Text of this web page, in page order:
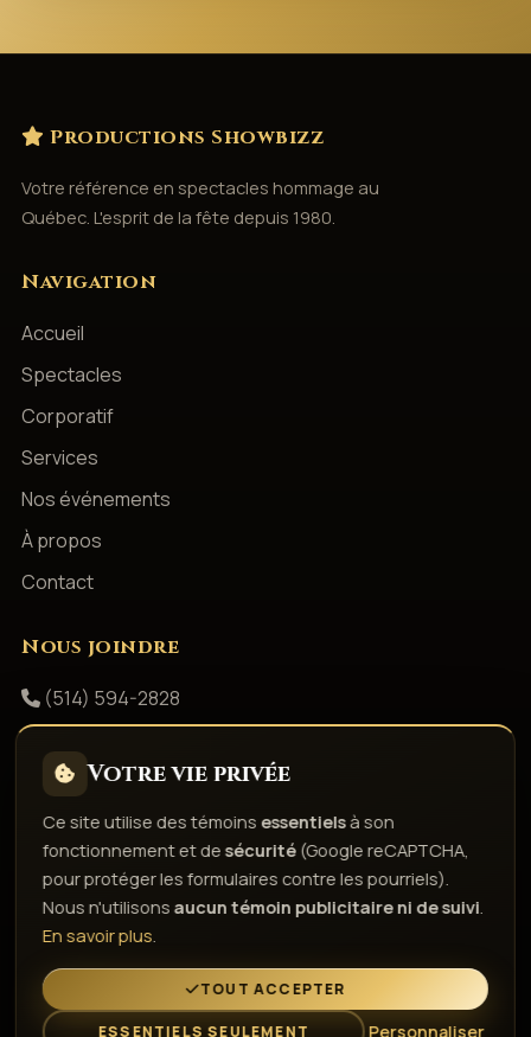
Productions Showbizz
Votre référence en spectacles hommage au
Québec. L'esprit de la fête depuis 1980.
Navigation
Accueil
Spectacles
Corporatif
Services
Nos événements
À propos
Contact
Nous joindre
(514) 594-2828
Facebook
Politique de confidentialité Conditions d'utilisation
Droits d'auteur & responsabilitéPolitique de témoins
L'esprit de la fête depuis 1980
Votre vie privée
Ce site utilise des témoinsessentielsà son
fonctionnement et desécurité (Google reCAPTCHA,
pour protéger les formulaires contre les pourriels).
Nous n'utilisonsaucun témoin publicitaire ni de suivi.
En savoir plus.
TOUT ACCEPTER
ESSENTIELS SEULEMENT Personnaliser